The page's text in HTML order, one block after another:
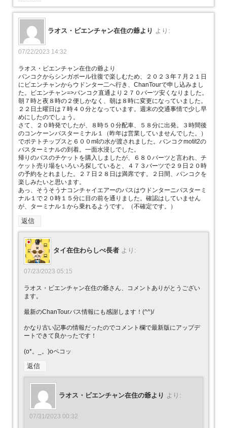
ラオス・ビエンチャン在住の爺より より:
07/22/2023 14:32
ラオス・ビエンチャン在住の爺より
バンコクからシンガポール往復で楽しむため、２０２３年７月２１日
にビエンチャンからウドンター二へ行き、ChanTourで申し込みまし
た。ビエンチャン=>バンコク直通より２７０バーツ安くなりました。
朝７時と夜８時の２便しかなく、朝は８時に変更になっていました。
２２日土曜日は７時４０分となっています。週末の交通事情で少し早
めにしたのでしょう。
さて、２０時発でしたが、８時５０分配車、５８分に出発。３時間後
のコンケーンバスターミナル１（昨年は営業していませんでした。）
でポテトチップスと６００mℓの水が渡されました。バンコクmotit2の
バスターミナルの到着。一面水浸しでした。
帰りのバスのチケットを購入しましたが、６８０バーツと言われ、チ
ケット売り場をいろいろ探していると、４７３バーツで２９日２０時
の予約をとれました。２７日２８日は満席です。２日間、バンコクを
楽しみたいと思います。
あっ、そうそうナコンチャイエアーのバスはウドンターニバスターミ
ナル１で２０時１５分に目の前を通りました。確認はしていません
が、ターミナル１から乗れるようです。（不確定です。）
返信
タイ在住わらしべ長者 より:
07/23/2023 05:15
ラオス・ビエンチャン在住の爺さん、コメントありがとうござい
ます。
最新のChanTourバス情報にも感謝します！(^^)/
かなり古い記事の情報だったのでコメント欄で最新版にアップデ
ートできて良かったです！
(o*。_。)oペコッ
返信
ラオス・ビエンチャン在住の爺より より:
07/31/2023 00:32